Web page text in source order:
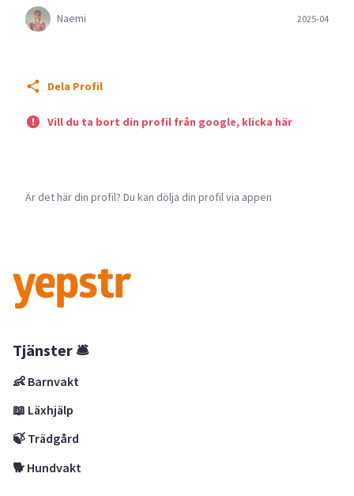
Naemi 2025-04
Dela Profil
Vill du ta bort din profil från google, klicka här
Är det här din profil? Du kan dölja din profil via appen
Tjänster 🛎
👶 Barnvakt
📖 Läxhjälp
🍃 Trädgård
🐕 Hundvakt